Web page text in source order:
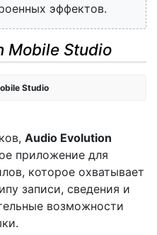
эффектов.
Mobile Studio
Studio
Audio Evolution
приложение для
которое охватывает
записи, сведения и
возможности